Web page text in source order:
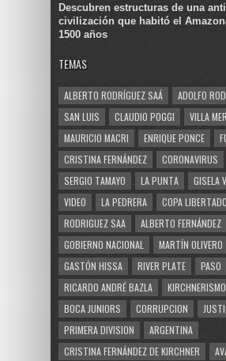
Descubren estructuras de una
civilización que habitó el
1500 años
TEMAS
ALBERTO RODRÍGUEZ SAÁ
ADOLFO
SAN LUIS
CLAUDIO POGGI
VILLA
MAURICIO MACRI
ENRIQUE PONCE
CRISTINA FERNÁNDEZ
CORONAVIRUS
SERGIO TAMAYO
LA PUNTA
GISELA
VIDEO
LA PEDRERA
COPA
RODRIGUEZ SAA
ALBERTO FERNÁNDEZ
GOBIERNO NACIONAL
MARTÍN OLIVERO
GASTÓN HISSA
RIVER PLATE
PASO
RICARDO ANDRÉ BAZLA
KIRCHNERISMO
BOCA JUNIORS
CORRUPCION
PRIMERA DIVISION
ARGENTINA
CRISTINA FERNÁNDEZ DE KIRCHNER